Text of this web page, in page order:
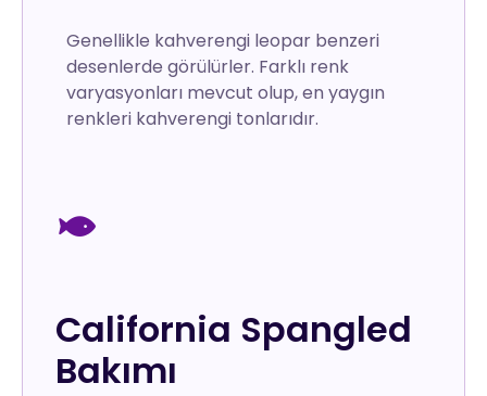
Genellikle kahverengi leopar benzeri
desenlerde görülürler. Farklı renk
varyasyonları mevcut olup, en yaygın
renkleri kahverengi tonlarıdır.
California Spangled
Bakımı